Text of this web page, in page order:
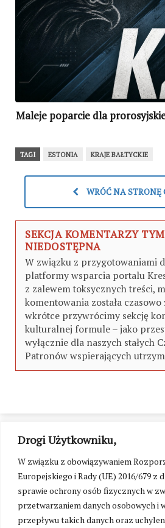
Drogi Użytkowniku,
W związku z obowiązywaniem
Europejskiego i Rady (UE) 2016/679 z
sprawie ochrony osób fizycznych w
przetwarzaniem danych osobowych i
przepływu takich danych oraz
Maleje poparcie dla
TAGI ESTONIA KRAJE BAŁTYCKIE
WRÓĆ NA STRONĘ
SEKCJA KOMENTARZY
NIEDOSTĘPNA
W związku z przygotowaniami
platformy wsparcia portalu
z zalewem toksycznych treści,
komentowania została czasowo
wkrótce przywrócimy sekcję
kulturalnej formule – jako
wyłącznie dla naszych stałych
Patronów wspierających